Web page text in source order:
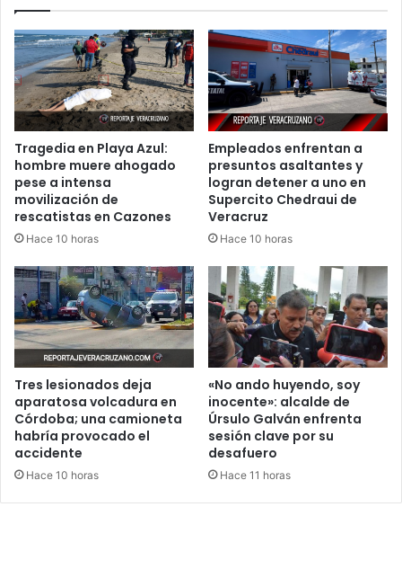
Tragedia en Playa Azul:
hombre muere ahogado
pese a intensa
movilización de
rescatistas en Cazones
Hace 10 horas
Empleados enfrentan a
presuntos asaltantes y
logran detener a uno en
Supercito Chedraui de
Veracruz
Hace 10 horas
Tres lesionados deja
aparatosa volcadura en
Córdoba; una camioneta
habría provocado el
accidente
Hace 10 horas
«No ando huyendo, soy
inocente»: alcalde de
Úrsulo Galván enfrenta
sesión clave por su
desafuero
Hace 11 horas